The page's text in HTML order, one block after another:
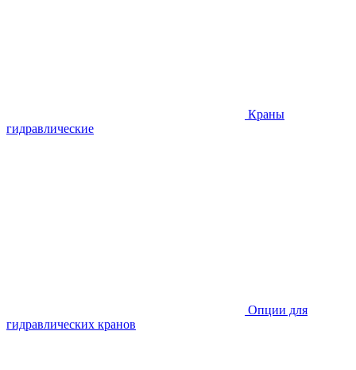
Краны
гидравлические
Опции для
гидравлических кранов